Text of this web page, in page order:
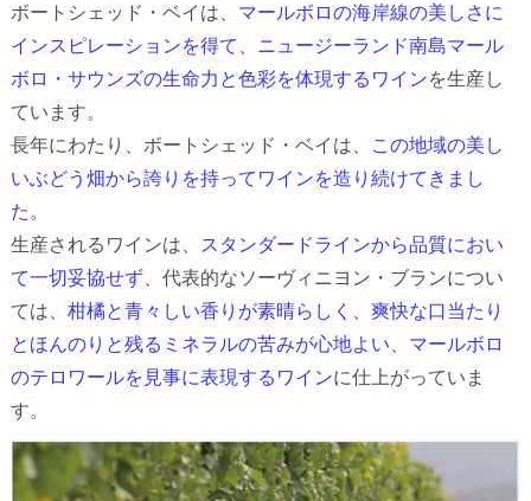
ボートシェッド・ベイは、 マールボロの海岸線の美しさに
インスピレーションを得て、ニュージーランド南島マール
ボロ・サウンズの生命力と色彩を体現するワインを生産し
ています。
長年にわたり、ボートシェッド・ベイは、
この地域の美し
いぶどう畑から誇りを持ってワインを造り続けてきまし
た。
生産されるワインは、
スタンダードラインから品質におい
て一切妥協せず、 代表的なソーヴィニヨン・ブランについ
ては、 柑橘と青々しい香りが素晴らしく、爽快な口当たり
とほんのりと残るミネラルの苦みが心地よい、マールボロ
のテロワールを見事に表現するワインに仕上がっていま
す。